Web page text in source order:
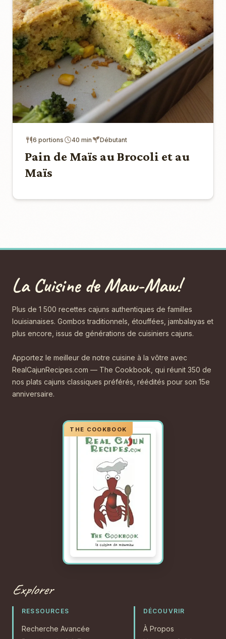
6 portions 40 min Débutant
Pain de Maïs au Brocoli et au
Maïs
La Cuisine de Maw-Maw!
Plus de 1 500 recettes cajuns authentiques de familles
louisianaises. Gombos traditionnels, étouffées, jambalayas et
plus encore, issus de générations de cuisiniers cajuns.
Apportez le meilleur de notre cuisine à la vôtre avec
RealCajunRecipes.com — The Cookbook, qui réunit 350 de
nos plats cajuns classiques préférés, réédités pour son 15e
anniversaire.
Explorer
RESSOURCES
Recherche Avancée
DÉCOUVRIR
À Propos